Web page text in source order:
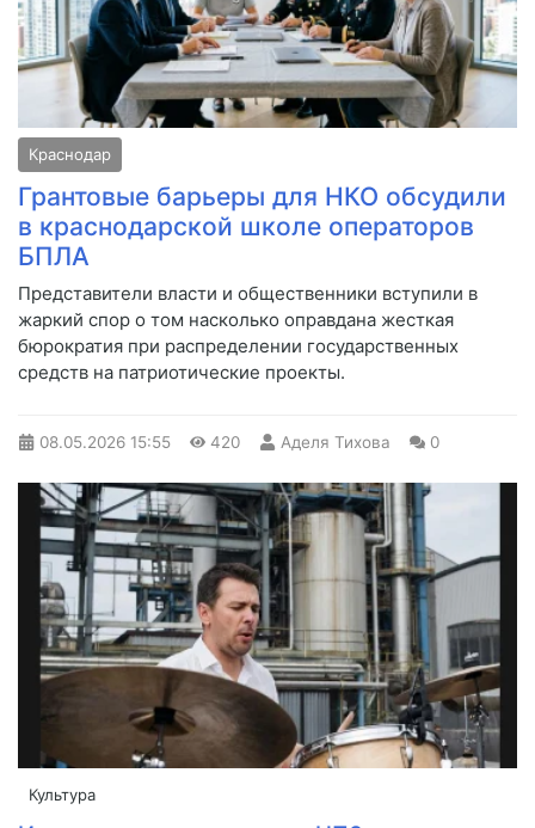
Краснодар
Грантовые барьеры для НКО обсудили
в краснодарской школе операторов
БПЛА
Представители власти и общественники вступили в
жаркий спор о том насколько оправдана жесткая
бюрократия при распределении государственных
средств на патриотические проекты.
08.05.2026 15:55 420 Аделя Тихова 0
Культура